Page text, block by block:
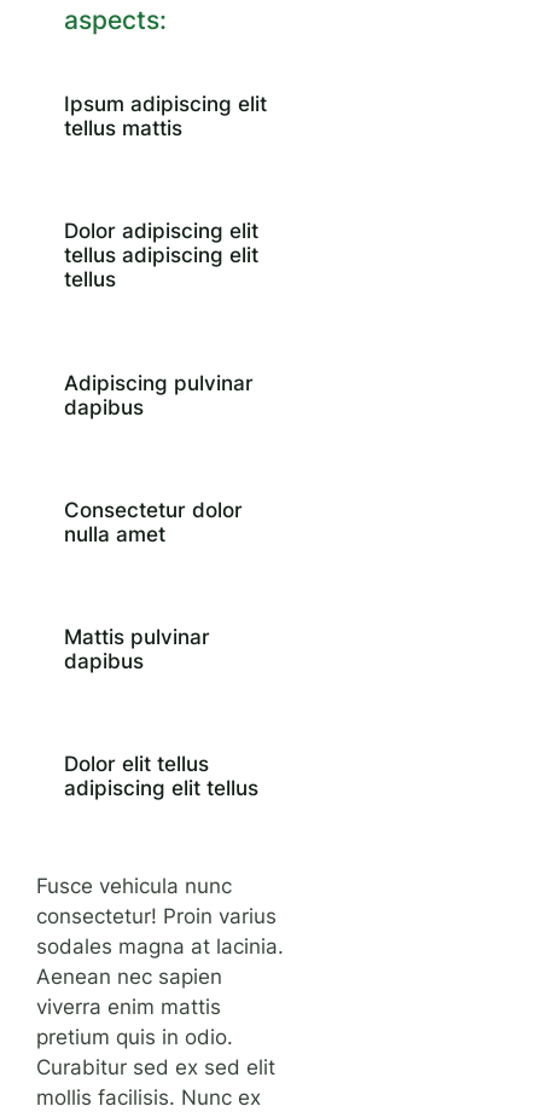
aspects:
Ipsum adipiscing elit
tellus mattis
Dolor adipiscing elit
tellus adipiscing elit
tellus
Adipiscing pulvinar
dapibus
Consectetur dolor
nulla amet
Mattis pulvinar
dapibus
Dolor elit tellus
adipiscing elit tellus
Fusce vehicula nunc
consectetur! Proin varius
sodales magna at lacinia.
Aenean nec sapien
viverra enim mattis
pretium quis in odio.
Curabitur sed ex sed elit
mollis facilisis. Nunc ex